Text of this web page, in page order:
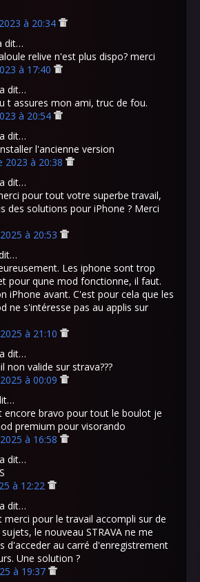
à 20:34
dit…
relive n'est plus dispo? merci
à 17:40
dit…
t assures mon ami, truc de fou.
à 20:54
dit…
l'ancienne version
2023 à 20:38
dit…
pour tout votre superbe travail,
des solutions pour iPhone ? Merci
à 20:53
Les iphone sont trop
pour qune mod fonctionne, il faut.
iPhone avant. C'est pour cela que les
ne s'intéresse pas au applis sur
à 21:10
dit…
non valide sur strava???
à 00:09
encore bravo pour tout le boulot je
premium pour visorando
à 16:58
dit…
à 12:22
dit…
merci pour le travail accompli sur de
le nouveau STRAVA ne me
d'acceder au carré d'enregistrement
Une solution ?
à 19:37